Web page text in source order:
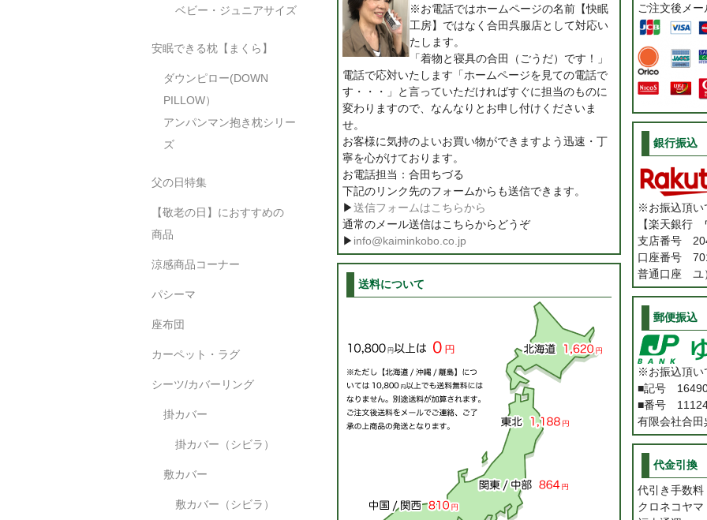
※お電話ではホームページの名前【快眠
工房】ではなく合田呉服店として対応い
たします。
「着物と寝具の合田（ごうだ）です！」
電話で応対いたします「ホームページを見ての電話で
す・・・」と言っていただければすぐに担当のものに
変わりますので、なんなりとお申し付けくださいま
せ。
お客様に気持のよいお買い物ができますよう迅速・丁
寧を心がけております。
お電話担当：合田ちづる
下記のリンク先のフォームからも送信できます。
▶送信フォームはこちらから
通常のメール送信はこちらからどうぞ
▶ info@kaiminkobo.co.jp
送料について
ご注文後メ
銀行振込
※お振込頂い
【楽天銀行
支店番号
口座番号
普通口座 ユ
郵便振込
※お振込頂い
■記号
■番号
有限会社合
代金引換
代引き手数
クロネコヤ
ベビー・ジュニアサイズ
安眠できる枕【まくら】
ダウンピロー(DOWN
PILLOW）
アンパンマン抱き枕シリー
ズ
父の日特集
【敬老の日】におすすめの
商品
涼感商品コーナー
パシーマ
座布団
カーペット・ラグ
シーツ/カバーリング
掛カバー
掛カバー（シビラ）
敷カバー
敷カバー（シビラ）